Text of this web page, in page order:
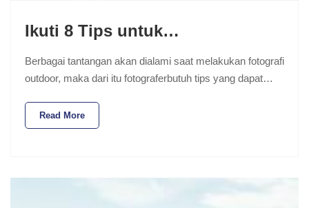
Ikuti 8 Tips untuk…
Berbagai tantangan akan dialami saat melakukan fotografi
outdoor, maka dari itu fotograferbutuh tips yang dapat…
Read More